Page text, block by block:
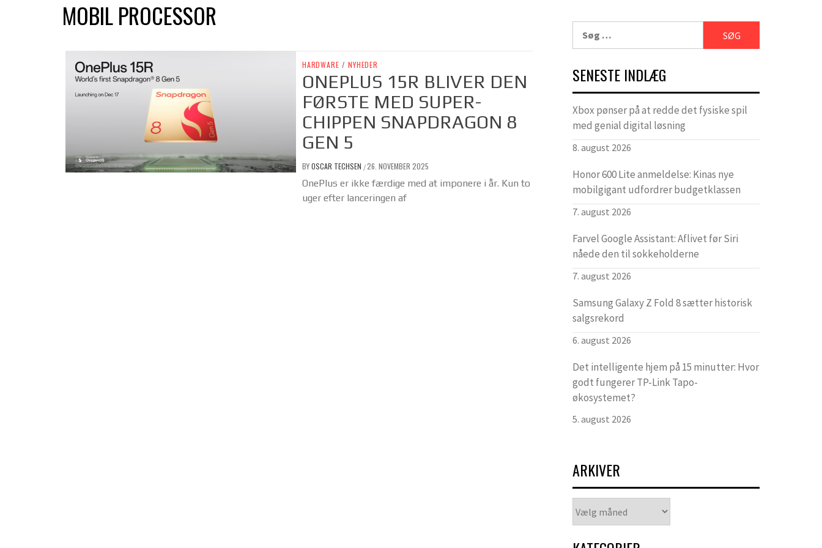
MOBIL PROCESSOR
HARDWARE / NYHEDER
ONEPLUS 15R BLIVER DEN
FØRSTE MED SUPER-
CHIPPEN SNAPDRAGON 8
GEN 5
BYOSCAR TECHSEN /26. NOVEMBER 2025
OnePlus er ikke færdige med at imponere i år. Kun to
uger efter lanceringen af
efter:
SENESTE INDLÆG
Xbox pønser på at redde det fysiske spil
med genial digital løsning
8. august 2026
Honor 600 Lite anmeldelse: Kinas nye
mobilgigant udfordrer budgetklassen
7. august 2026
Farvel Google Assistant: Aflivet før Siri
nåede den til sokkeholderne
7. august 2026
Samsung Galaxy Z Fold 8 sætter historisk
salgsrekord
6. august 2026
Det intelligente hjem på 15 minutter: Hvor
godt fungerer TP-Link Tapo-
økosystemet?
5. august 2026
ARKIVER